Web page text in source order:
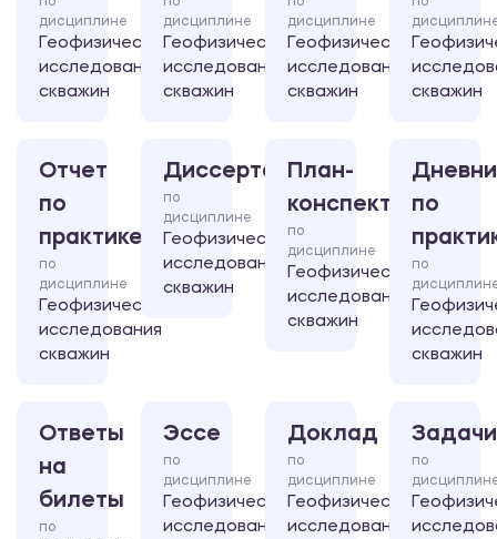
дисциплине
Геофизические
исследования
скважин
дисциплине
Геофизические
исследования
скважин
дисциплине
Геофизические
исследования
скважин
скважин
Отчет
по
практике
по
дисциплине
Геофизические
исследования
скважин
Диссертация
по
дисциплине
Геофизические
исследования
скважин
План-
конспект
по
дисциплине
Геофизические
исследования
скважин
по
по
скважин
Ответы
на
билеты
по
Эссе
по
дисциплине
Геофизические
исследования
Доклад
по
дисциплине
Геофизические
исследования
Задачи
по